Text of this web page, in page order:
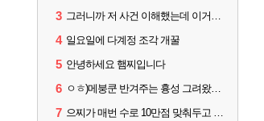
3 그러니까 저 사건 이해했는데 이거지?
4 일요일에 다계정 조각 개꿀
5 안녕하세요 햄찌입니다
6 ㅇㅎ)메붕쿤 반겨주는 흉성 그려왔어요
7 으찌가 매번 수로 10만점 맞춰두고 1분 이상 손놓고 기다렸을거 생각하니 대단함